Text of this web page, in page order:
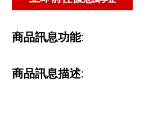
商品訊息功能:
商品訊息描述: